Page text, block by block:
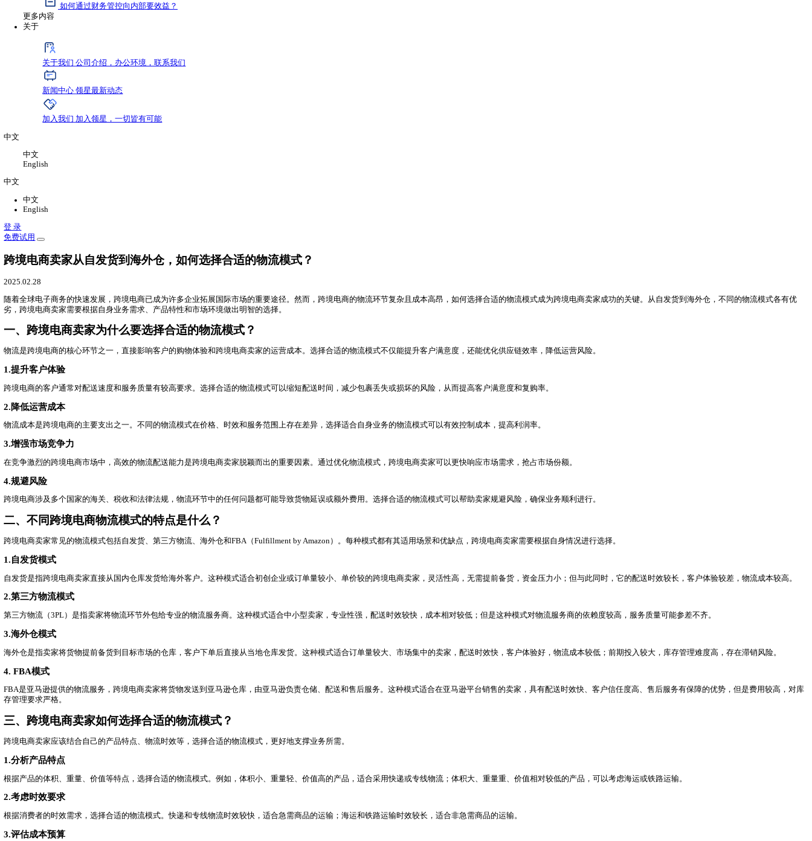
支持
了解SaaS ERP
为什么做跨境电商需要ERP系统
更多内容
中文
English
中文
中文
English
登 录
跨境电商卖家从自发货到海外仓，如何选择合适的物流模式？
随着全球电子商务的快速发展，跨境电商已成为许多企业拓展国际市场的重要途径。然而，跨境电商的物流环节复杂且成本高昂，如何选择合适的物流模式成为跨境电商卖家成功的关键
劣，跨境电商卖家需要根据自身业务需求、产品特性和市场环境做出明智的选择。
一、跨境电商卖家为什么要选择合适的物流模式？
物流是跨境电商的核心环节之一，直接影响客户的购物体验和跨境电商卖家的运营成本。选择合适的物流模式不仅能提升客户满意度，还能优化供应链效率，降低运营风险。
1.提升客户体验
2.降低运营成本
物流成本是跨境电商的主要支出之一。不同的物流模式在价格、时效和服务范围上存在差异，选择适合自身业务的物流模式可以有效控制成本，提高利润率。
3.增强市场竞争力
4.规避风险
跨境电商涉及多个国家的海关、税收和法律法规，物流环节中的任何问题都可能导致货物延误或额外费用。选择合适的物流模式可以帮助卖家规避风险，确保业务顺利进行。
二、不同跨境电商物流模式的特点是什么？
跨境电商卖家常见的物流模式包括自发货、第三方物流、海外仓和FBA（Fulfillment by Amazon）。每种模式都有其适用场景和优缺点，跨境电商卖家需要根据自身情况进行选择。
1.自发货模式